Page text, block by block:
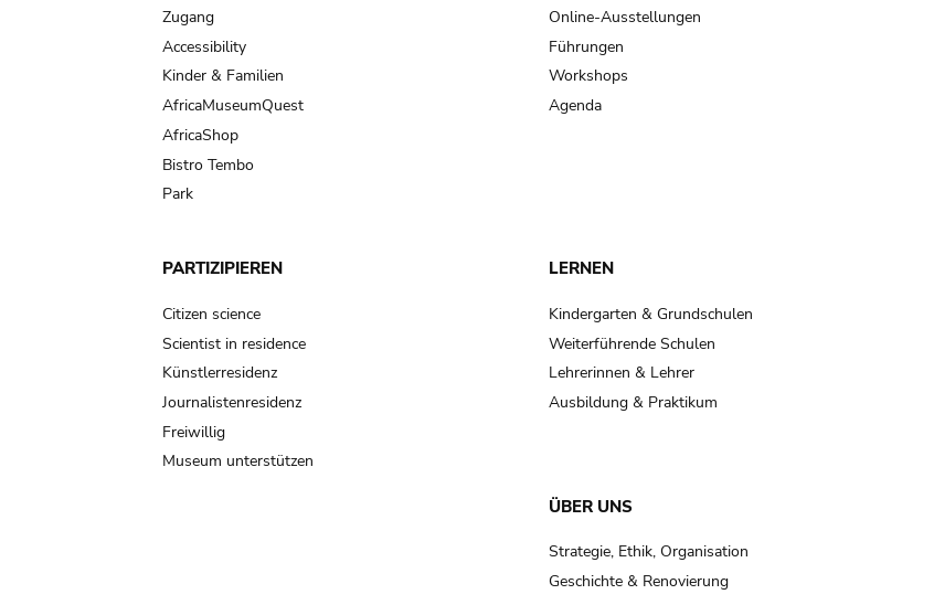
Zugang
Accessibility
Kinder & Familien
AfricaMuseumQuest
AfricaShop
Bistro Tembo
Park
Online-Ausstellungen
Führungen
Workshops
Agenda
PARTIZIPIEREN
Citizen science
Scientist in residence
Künstlerresidenz
Journalistenresidenz
Freiwillig
Museum unterstützen
LERNEN
Kindergarten & Grundschulen
Weiterführende Schulen
Lehrerinnen & Lehrer
Ausbildung & Praktikum
ÜBER UNS
Strategie, Ethik, Organisation
Geschichte & Renovierung